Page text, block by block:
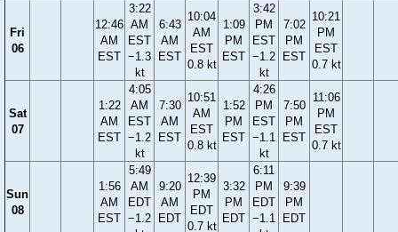
Fri
06
12:46
AM
EST
3:22
AM
EST
−1.3
kt
6:43
AM
EST
10:04
AM
EST
0.8 kt
1:09
PM
EST
3:42
PM
EST
−1.2
kt
7:02
PM
EST
10:21
PM
EST
0.7 kt
Sat
07
1:22
AM
EST
4:05
AM
EST
−1.2
kt
7:30
AM
EST
10:51
AM
EST
0.8 kt
1:52
PM
EST
4:26
PM
EST
−1.1
kt
7:50
PM
EST
11:06
PM
EST
0.7 kt
Sun
08
1:56
AM
EST
5:49
AM
EDT
−1.2
9:20
AM
EDT
12:39
PM
EDT
0.7 kt
3:32
PM
EDT
6:11
PM
EDT
−1.1
9:39
PM
EDT